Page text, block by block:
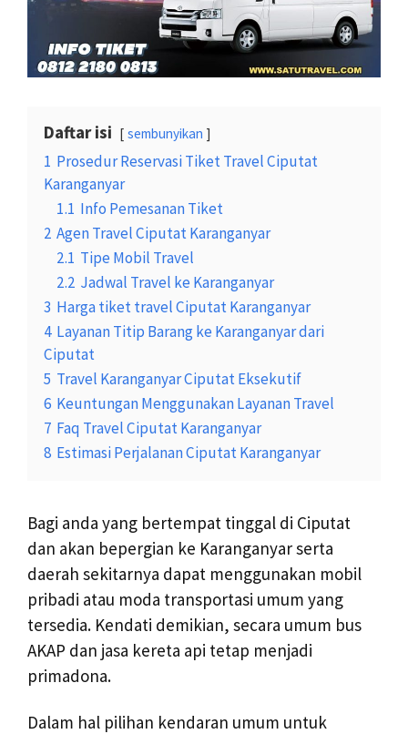
Daftar isi sembunyikan
1 Prosedur Reservasi Tiket Travel Ciputat
Karanganyar
1.1 Info Pemesanan Tiket
2 Agen Travel Ciputat Karanganyar
2.1 Tipe Mobil Travel
2.2 Jadwal Travel ke Karanganyar
3 Harga tiket travel Ciputat Karanganyar
4 Layanan Titip Barang ke Karanganyar dari
Ciputat
5 Travel Karanganyar Ciputat Eksekutif
6 Keuntungan Menggunakan Layanan Travel
7 Faq Travel Ciputat Karanganyar
8 Estimasi Perjalanan Ciputat Karanganyar
Bagi anda yang bertempat tinggal di Ciputat
dan akan bepergian ke Karanganyar serta
daerah sekitarnya dapat menggunakan mobil
pribadi atau moda transportasi umum yang
tersedia. Kendati demikian, secara umum bus
AKAP dan jasa kereta api tetap menjadi
primadona.
Dalam hal pilihan kendaran umum untuk